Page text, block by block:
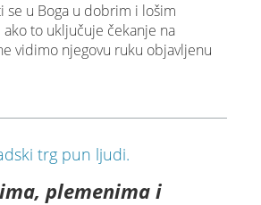
se u Boga u dobrim i lošim
to uključuje čekanje na
vidimo njegovu ruku objavljenu
plemenima i